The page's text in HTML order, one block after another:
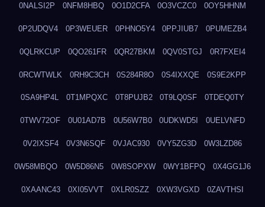
0NALSI2P 0NFM8HBQ 0O1D2CFA 0O3VCZC0 0OY5HHNM
0P2UDQV4 0P3WEUER 0PHNO5Y4 0PPJIUB7 0PUMEZB4
0QLRKCUP 0QO261FR 0QR27BKM 0QV0STGJ 0R7FXEI4
0RCWTWLK 0RH9C3CH 0S284R8O 0S4IXXQE 0S9E2KPP
0SA9HP4L 0T1MPQXC 0T8PUJB2 0T9LQ0SF 0TDEQ0TY
0TWV72OF 0U01AD7B 0U56W7B0 0UDKWD5I 0UELVNFD
0V2IXSF4 0V3N6SQF 0VJAC930 0VY5ZG3D 0W3LZD86
0W58MBQO 0W5D86N5 0W8SOPXW 0WY1BFPQ 0X4GG1J6
0XAANC43 0XI05VVT 0XLR0SZZ 0XW3VGXD 0ZAVTHSI